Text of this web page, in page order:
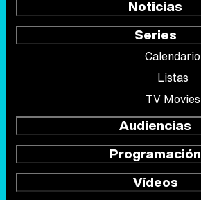
Noticias
Series
Calendario
Listas
TV Movies
Audiencias
Programación
Vídeos